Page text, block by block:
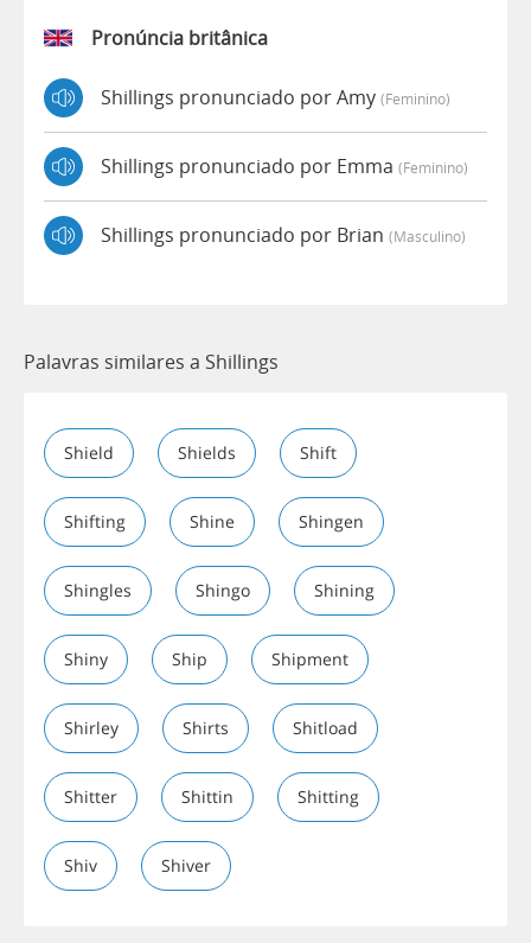
Pronúncia britânica
Shillings pronunciado por Amy (feminino)
Shillings pronunciado por Emma (feminino)
Shillings pronunciado por Brian (masculino)
Palavras similares a Shillings
Shield Shields Shift
Shifting Shine Shingen
Shingles Shingo Shining
Shiny Ship Shipment
Shirley Shirts Shitload
Shitter Shittin Shitting
Shiv Shiver